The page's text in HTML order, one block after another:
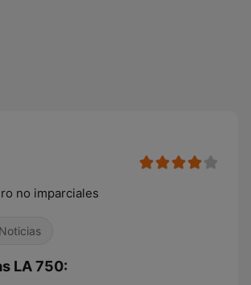
no imparciales
Noticias
LA 750: